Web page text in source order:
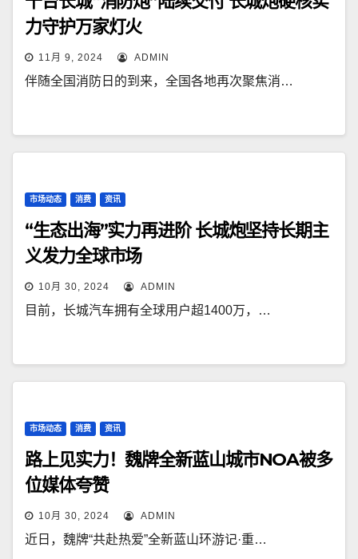
力守护万家灯火
11月 9, 2024 ADMIN
伴随全国消防日的到来，全国各地再次聚焦消…
市场动态 消费 资讯
“生态出海”实力再进阶 长城炮坚持长期主
义发力全球市场
10月 30, 2024 ADMIN
目前，长城汽车拥有全球用户超1400万，…
市场动态 消费 资讯
路上见实力！魏牌全新蓝山城市NOA被多
位媒体夸赞
10月 30, 2024 ADMIN
近日，魏牌“共赴热爱”全新蓝山环游记·重…